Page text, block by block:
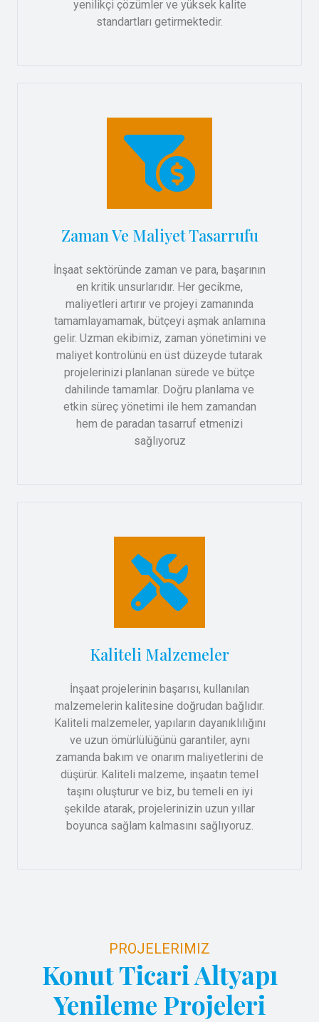
yenilikçi çözümler ve yüksek kalite
standartları getirmektedir.
Zaman Ve Maliyet Tasarrufu
İnşaat sektöründe zaman ve para, başarının
en kritik unsurlarıdır. Her gecikme,
maliyetleri artırır ve projeyi zamanında
tamamlayamamak, bütçeyi aşmak anlamına
gelir. Uzman ekibimiz, zaman yönetimini ve
maliyet kontrolünü en üst düzeyde tutarak
projelerinizi planlanan sürede ve bütçe
dahilinde tamamlar. Doğru planlama ve
etkin süreç yönetimi ile hem zamandan
hem de paradan tasarruf etmenizi
sağlıyoruz
Kaliteli Malzemeler
İnşaat projelerinin başarısı, kullanılan
malzemelerin kalitesine doğrudan bağlıdır.
Kaliteli malzemeler, yapıların dayanıklılığını
ve uzun ömürlülüğünü garantiler, aynı
zamanda bakım ve onarım maliyetlerini de
düşürür. Kaliteli malzeme, inşaatın temel
taşını oluşturur ve biz, bu temeli en iyi
şekilde atarak, projelerinizin uzun yıllar
boyunca sağlam kalmasını sağlıyoruz.
PROJELERIMIZ
Konut Ticari Altyapı
Yenileme Projeleri